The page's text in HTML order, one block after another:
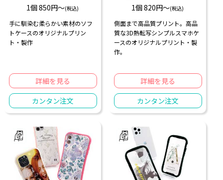
1個 850円〜(税込)
手に馴染む柔らかい素材のソフ
トケースのオリジナルプリン
ト・製作
詳細を見る
カンタン注文
1個 820円〜(税込)
側面まで高品質プリント。高品
質な3D熱転写シンプルスマホケ
ースのオリジナルプリント・製
作。
詳細を見る
カンタン注文